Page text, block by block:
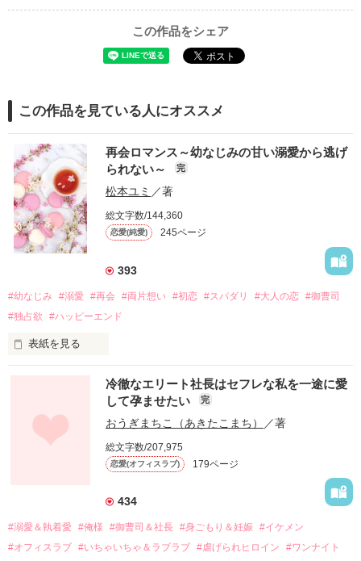
この作品をシェア
この作品を見ている人にオススメ
再会ロマンス～幼なじみの甘い溺愛から逃げ
られない～
完
松本ユミ ／著
総文字数/144,360
恋愛(純愛) 245ページ
393
#幼なじみ #溺愛 #再会 #両片想い #初恋 #スパダリ #大人の恋 #御曹司
#独占欲
#ハッピーエンド
表紙を見る
幼なじみの哲平に淡い恋心を抱いていた美桜。
しかし、ある出来事をきっかけに二人の関係は壊れてしまう。
関係修復もできないまま、美桜は両親の離婚によって
引っ越すことになり、哲平とも離れ離れになった。
それから約十二年後。
過去の傷から、二度と会いたくないと思っていた哲平に
運命のような再会を果たす。
冷徹なエリート社長はセフレな私を一途に愛
して孕ませたい
完
おうぎまちこ（あきたこまち） ／著
総文字数/207,975
恋愛(オフィスラブ) 179ページ
434
#溺愛＆執着愛 #俺様 #御曹司＆社長 #身ごもり＆妊娠 #イケメン
#オフィスラブ #いちゃいちゃ＆ラブラブ #虐げられヒロイン
#ワンナイト